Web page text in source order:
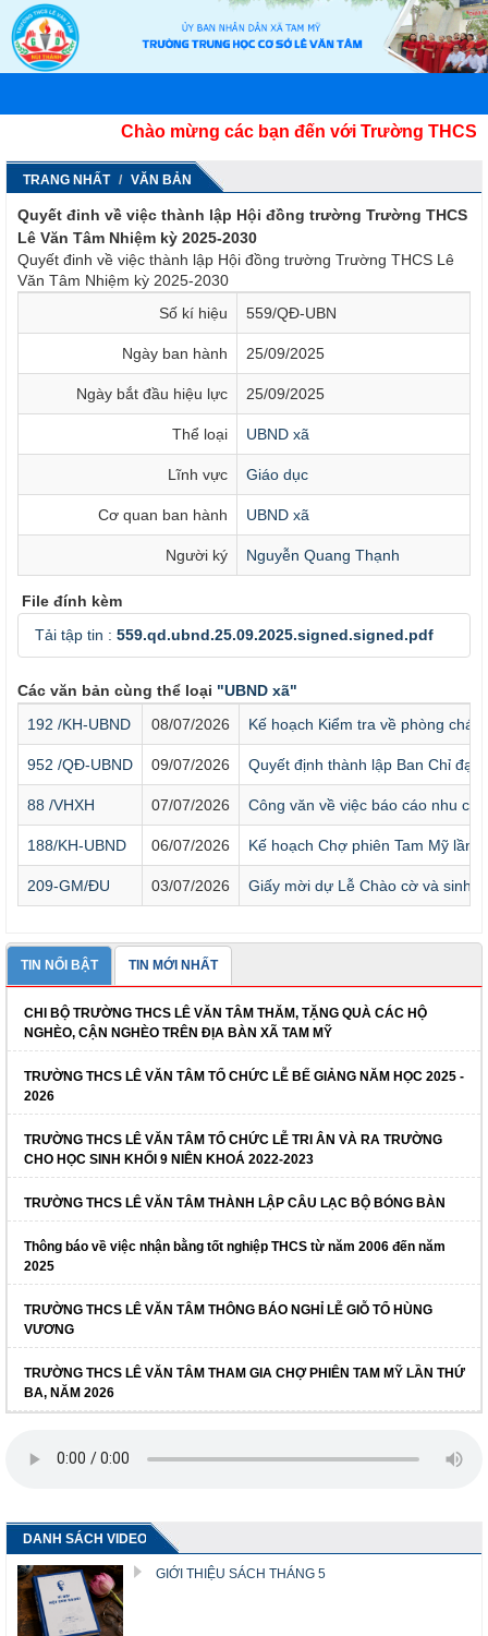
Chào mừng các bạn đến với Trường THCS
TRANG NHẤT VĂN BẢN
Quyết đinh về việc thành lập Hội đồng trường Trường THCS
Lê Văn Tâm Nhiệm kỳ 2025-2030
Quyết đinh về việc thành lập Hội đồng trường Trường THCS Lê
Văn Tâm Nhiệm kỳ 2025-2030
Số kí hiệu
559/QĐ-UBN
Ngày ban hành 25/09/2025
Ngày bắt đầu hiệu lực 25/09/2025
Thể loại UBND xã
Lĩnh vực Giáo dục
Cơ quan ban hành UBND xã
Người ký Nguyễn Quang Thạnh
File đính kèm
Tải tập tin : 559.qd.ubnd.25.09.2025.signed.signed.pdf
Các văn bản cùng thể loại "UBND xã"
192 /KH-UBND
08/07/2026 Kế hoạch Kiểm tra về phòng
952 /QĐ-UBND 09/07/2026 Quyết định thành lập Ban Chỉ
88 /VHXH 07/07/2026 Công văn về việc báo cáo nhu
188/KH-UBND 06/07/2026 Kế hoạch Chợ phiên Tam Mỹ lần 4
209-GM/ĐU 03/07/2026 Giấy mời dự Lễ Chào cờ và sinh
TIN NỔI BẬT TIN MỚI NHẤT
CHI BỘ TRƯỜNG THCS LÊ VĂN TÂM THĂM, TẶNG QUÀ CÁC HỘ
NGHÈO, CẬN NGHÈO TRÊN ĐỊA BÀN XÃ TAM MỸ
TRƯỜNG THCS LÊ VĂN TÂM TỔ CHỨC LỄ BẾ GIẢNG NĂM HỌC 2025 -
2026
TRƯỜNG THCS LÊ VĂN TÂM TỔ CHỨC LỄ TRI ÂN VÀ RA TRƯỜNG
CHO HỌC SINH KHỐI 9 NIÊN KHOÁ 2022-2023
TRƯỜNG THCS LÊ VĂN TÂM THÀNH LẬP CÂU LẠC BỘ BÓNG BÀN
Thông báo về việc nhận bằng tốt nghiệp THCS từ năm 2006 đến năm
2025
TRƯỜNG THCS LÊ VĂN TÂM THÔNG BÁO NGHỈ LỄ GIỖ TỔ HÙNG
VƯƠNG
TRƯỜNG THCS LÊ VĂN TÂM THAM GIA CHỢ PHIÊN TAM MỸ LẦN THỨ
BA, NĂM 2026
DANH SÁCH VIDEO
GIỚI THIỆU SÁCH THÁNG 5